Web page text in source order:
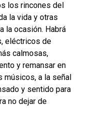
los rincones del
la vida y otras
la ocasión. Habrá
eléctricos de
calmosas,
y remansar en
músicos, a la señal
y sentido para
no dejar de